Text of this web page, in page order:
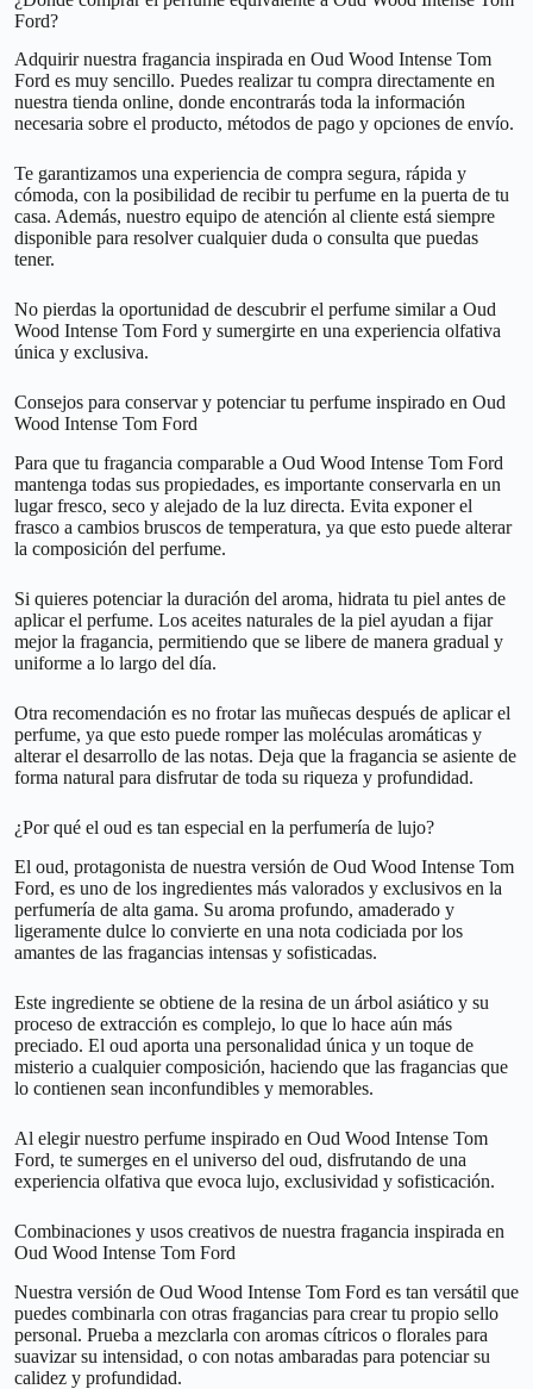
Ford?
Adquirir nuestra fragancia inspirada en Oud Wood Intense Tom
Ford es muy sencillo. Puedes realizar tu compra directamente en
nuestra tienda online, donde encontrarás toda la información
necesaria sobre el producto, métodos de pago y opciones de envío.
Te garantizamos una experiencia de compra segura, rápida y
cómoda, con la posibilidad de recibir tu perfume en la puerta de tu
casa. Además, nuestro equipo de atención al cliente está siempre
disponible para resolver cualquier duda o consulta que puedas
tener.
No pierdas la oportunidad de descubrir el perfume similar a Oud
Wood Intense Tom Ford y sumergirte en una experiencia olfativa
única y exclusiva.
Consejos para conservar y potenciar tu perfume inspirado en Oud
Wood Intense Tom Ford
Para que tu fragancia comparable a Oud Wood Intense Tom Ford
mantenga todas sus propiedades, es importante conservarla en un
lugar fresco, seco y alejado de la luz directa. Evita exponer el
frasco a cambios bruscos de temperatura, ya que esto puede alterar
la composición del perfume.
Si quieres potenciar la duración del aroma, hidrata tu piel antes de
aplicar el perfume. Los aceites naturales de la piel ayudan a fijar
mejor la fragancia, permitiendo que se libere de manera gradual y
uniforme a lo largo del día.
Otra recomendación es no frotar las muñecas después de aplicar el
perfume, ya que esto puede romper las moléculas aromáticas y
alterar el desarrollo de las notas. Deja que la fragancia se asiente de
forma natural para disfrutar de toda su riqueza y profundidad.
¿Por qué el oud es tan especial en la perfumería de lujo?
El oud, protagonista de nuestra versión de Oud Wood Intense Tom
Ford, es uno de los ingredientes más valorados y exclusivos en la
perfumería de alta gama. Su aroma profundo, amaderado y
ligeramente dulce lo convierte en una nota codiciada por los
amantes de las fragancias intensas y sofisticadas.
Este ingrediente se obtiene de la resina de un árbol asiático y su
proceso de extracción es complejo, lo que lo hace aún más
preciado. El oud aporta una personalidad única y un toque de
misterio a cualquier composición, haciendo que las fragancias que
lo contienen sean inconfundibles y memorables.
Al elegir nuestro perfume inspirado en Oud Wood Intense Tom
Ford, te sumerges en el universo del oud, disfrutando de una
experiencia olfativa que evoca lujo, exclusividad y sofisticación.
Combinaciones y usos creativos de nuestra fragancia inspirada en
Oud Wood Intense Tom Ford
Nuestra versión de Oud Wood Intense Tom Ford es tan versátil que
puedes combinarla con otras fragancias para crear tu propio sello
personal. Prueba a mezclarla con aromas cítricos o florales para
suavizar su intensidad, o con notas ambaradas para potenciar su
calidez y profundidad.